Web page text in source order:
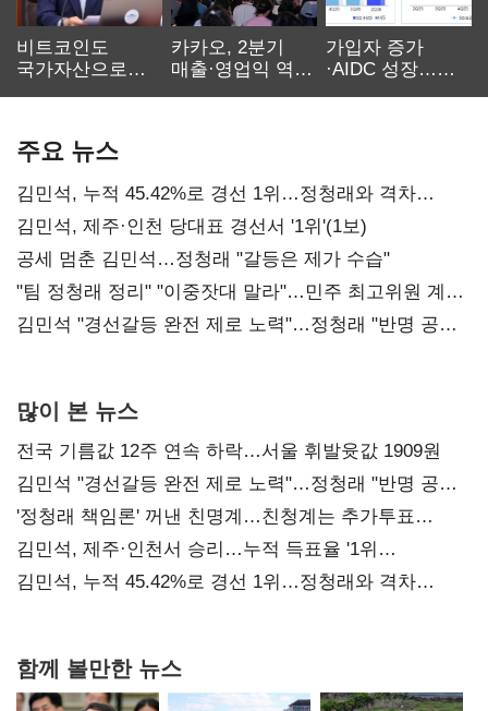
비트코인도
국가자산으로…'
카카오, 2분기
매출·영업익 역대
가입자 증가
·AIDC 성장…
주요 뉴스
김민석, 누적 45.42%로 경선 1위…정청래와 격차
0.86%p(2보)
김민석, 제주·인천 당대표 경선서 '1위'(1보)
공세 멈춘 김민석…정청래 "갈등은 제가 수습"
"팀 정청래 정리" "이중잣대 말라"…민주 최고위원 계파
다툼 격화
김민석 "경선갈등 완전 제로 노력"…정청래 "반명 공세
많이 본 뉴스
전국 기름값 12주 연속 하락…서울 휘발윳값 1909원
김민석 "경선갈등 완전 제로 노력"…정청래 "반명 공세
사과부터"
'정청래 책임론' 꺼낸 친명계…친청계는 추가투표
때리기
김민석, 제주·인천서 승리…누적 득표율 '1위
탈환'(종합)
김민석, 누적 45.42%로 경선 1위…정청래와 격차
함께 볼만한 뉴스